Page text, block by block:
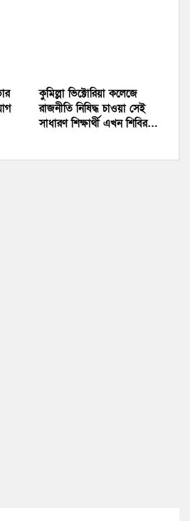
কুমিল্লা ভিক্টোরিয়া কলেজে
রাজনীতি নিষিদ্ধ চাওয়া সেই
সাধারণ শিক্ষার্থী এখন শিবির…